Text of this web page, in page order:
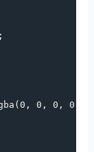
;
(0 , 0 , 0 , 0.19